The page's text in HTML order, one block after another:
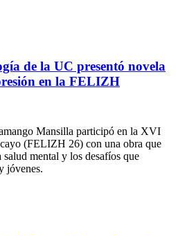
de la UC presentó novela
en la FELIZH
Mansilla participó en la XVI
(FELIZH 26) con una obra que
mental y los desafíos que
jóvenes.